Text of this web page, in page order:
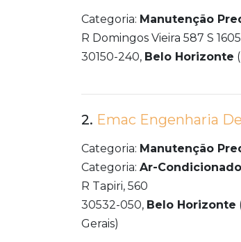
Categoria: Manutenção
R Domingos Vieira 587 S 1605
30150-240, Belo Horizonte
2. Emac Engenharia
Categoria: Manutenção
Categoria: Ar-Condicionado
R Tapiri, 560
30532-050, Belo Horizonte
Gerais)